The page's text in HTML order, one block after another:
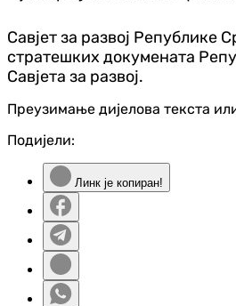
Савјет за развој Републике
стратешких докумената
Савјета за развој.
Преузимање дијелова текста
Подијели:
Линк је копиран!